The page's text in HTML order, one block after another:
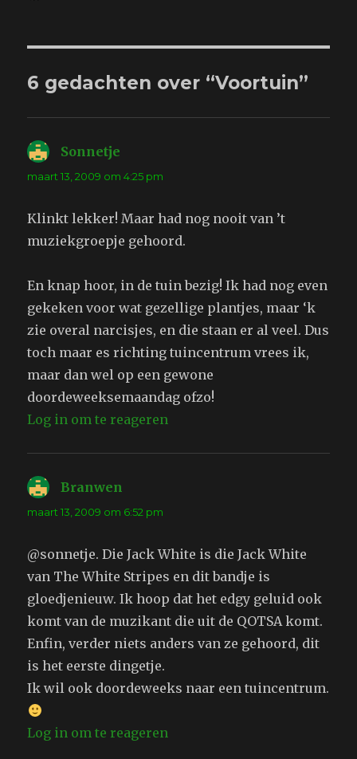
6 gedachten over “Voortuin”
Sonnetje
maart 13, 2009 om 4:25 pm
Klinkt lekker! Maar had nog nooit van ’t
muziekgroepje gehoord.
En knap hoor, in de tuin bezig! Ik had nog even
gekeken voor wat gezellige plantjes, maar ‘k
zie overal narcisjes, en die staan er al veel. Dus
toch maar es richting tuincentrum vrees ik,
maar dan wel op een gewone
doordeweeksemaandag ofzo!
Log in om te reageren
Branwen
maart 13, 2009 om 6:52 pm
@sonnetje. Die Jack White is die Jack White
van The White Stripes en dit bandje is
gloedjenieuw. Ik hoop dat het edgy geluid ook
komt van de muzikant die uit de QOTSA komt.
Enfin, verder niets anders van ze gehoord, dit
is het eerste dingetje.
Ik wil ook doordeweeks naar een tuincentrum.
Log in om te reageren